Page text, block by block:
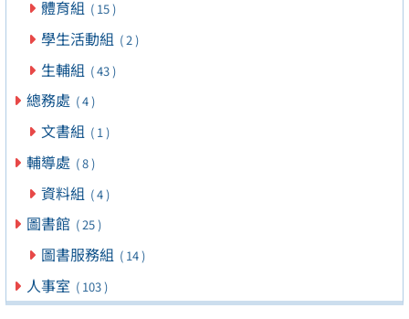
體育組 ( 15 )
學生活動組 ( 2 )
生輔組 ( 43 )
總務處 ( 4 )
文書組 ( 1 )
輔導處 ( 8 )
資料組 ( 4 )
圖書館 ( 25 )
圖書服務組 ( 14 )
人事室 ( 103 )